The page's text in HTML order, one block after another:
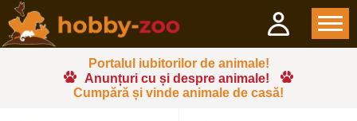
Portalul iubitorilor de animale!
Anunțuri cu și despre animale!
Cumpără și vinde animale de casă!